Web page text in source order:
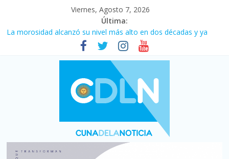
Viernes, Agosto 7, 2026
Última:
Central venció 1 a 0 al River de Coudet en el Monumental
La morosidad alcanzó su nivel más alto en dos décadas y ya
afecta a 400 mil deudores en Santa Fe
Desde que asumió Milei cerraron 41.000 kioscos: el sector
Vacaciones de invierno con más movimiento y consumo
turístico: 4,6 millones de personas viajaron por el país, un 5,9%
Fuerte caída de la venta de autos usados en julio: bajó un 12,6%